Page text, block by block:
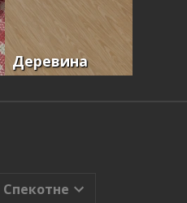
Деревина
Спекотне